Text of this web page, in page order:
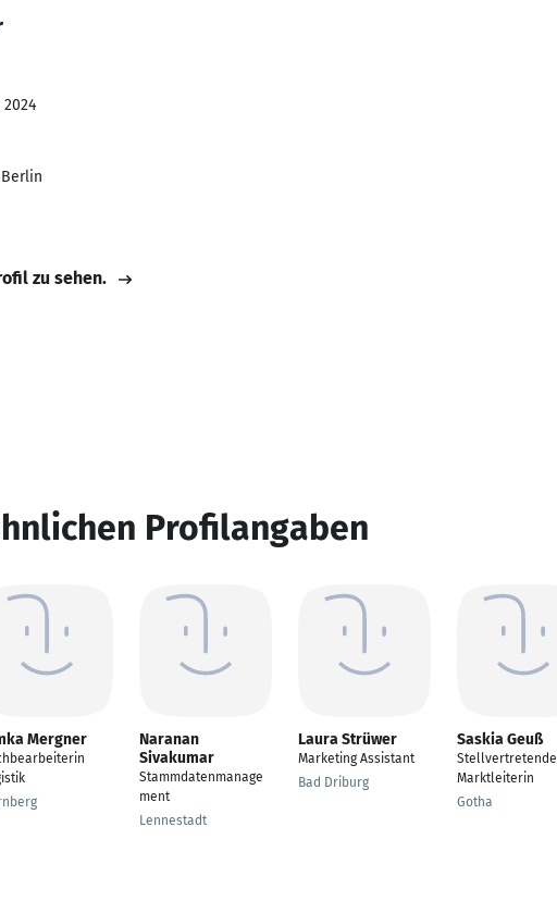
zu sehen.
Profilangaben
Mergner
Naranan
Sivakumar
Stammdatenmanage
ment
Lennestadt
Laura Strüwer
Marketing Assistant
Bad Driburg
Saskia Geuß
Stellvertretende
Marktleiterin
Gotha